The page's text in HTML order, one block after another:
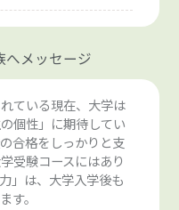
へメッセージ
ている現在、大学は
個性」に期待してい
合格をしっかりと支
受験コースにはあり
」は、大学入学後も
す。